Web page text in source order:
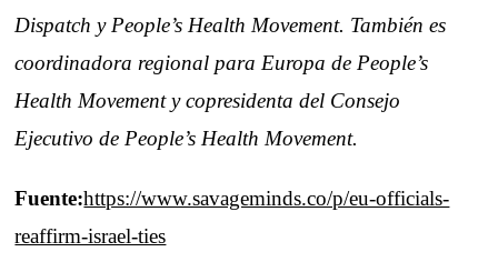
Dispatch y People’s Health Movement. También es
coordinadora regional para Europa de People’s
Health Movement y copresidenta del Consejo
Ejecutivo de People’s Health Movement.
Fuente:https://www.savageminds.co/p/eu-officials-
reaffirm-israel-ties